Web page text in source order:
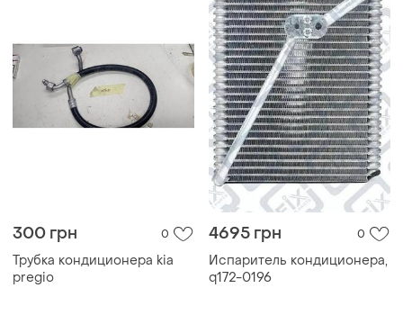
300 грн 0
Трубка кондиционера kia
pregio
4695 грн 0
Испаритель кондиционера,
q172-0196